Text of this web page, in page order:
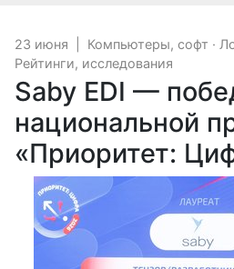
23 июня Компьютеры, софт ·
Рейтинги, исследования
Saby EDI —
национальной
«Приоритет: